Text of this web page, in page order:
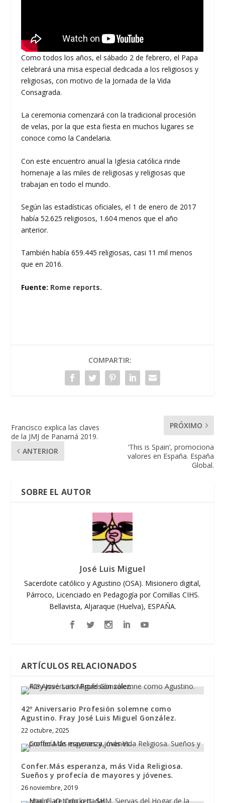
Como todos los años, el sábado 2 de febrero, el Papa
celebrará una misa especial dedicada a los religiosos y
religiosas, con motivo de la Jornada de la Vida
Consagrada.
La ceremonia comenzará con la tradicional procesión
de velas, por la que esta fiesta en muchos lugares se
conoce como la Candelaria.
Con este encuentro anual la Iglesia católica rinde
homenaje a las miles de religiosas y religiosas que
trabajan en todo el mundo.
Según las estadísticas oficiales, el 1 de enero de 2017
había 52.625 religiosos, 1.604 menos que el año
anterior.
También había 659.445 religiosas, casi 11 mil menos
que en 2016.
Fuente: Rome reports.
COMPARTIR:
Francisco explica las claves
de la JMJ de Panamá 2019.
ANTERIOR
PRÓXIMO
‘This is Spain’, promociona
valores en España. España
Global.
SOBRE EL AUTOR
José Luis Miguel
Sacerdote católico y Agustino (OSA). Misionero digital,
Párroco, Licenciado en Pedagogía por Comillas CIHS.
Bellavista, Aljaraque (Huelva), ESPAÑA.
ARTÍCULOS RELACIONADOS
42º Aniversario Profesión solemne como
Agustino. Fray José Luis Miguel González.
22 octubre, 2025
Confer.Más esperanza, más Vida Religiosa.
Sueños y profecía de mayores y jóvenes.
26 noviembre, 2019